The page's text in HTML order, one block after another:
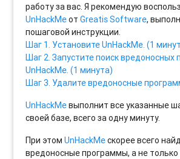
работу за вас. Я рекомендую
UnHackMeотGreatis Software,
пошаговой инструкции.
Шаг 1. Установите UnHackMe. (1
Шаг 2. Запустите поиск вредоносных
UnHackMe. (1 минута)
Шаг 3. Удалите вредоносные
UnHackMeвыполнит все указанные
своей базе, всего за одну минуту.
При этомUnHackMeскорее всего
вредоносные программы, а не